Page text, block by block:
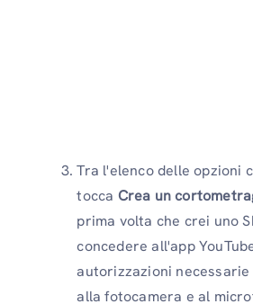
Tra l'elenco delle opzioni
tocca Crea un
prima volta che crei uno
concedere all'app
autorizzazioni
alla fotocamera e al